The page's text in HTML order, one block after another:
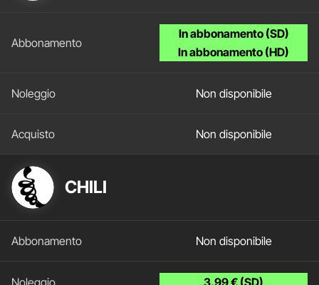
In abbonamento (SD)
In abbonamento (HD)
Non disponibile
Non disponibile
CHILI
Non disponibile
3.99 € (SD)